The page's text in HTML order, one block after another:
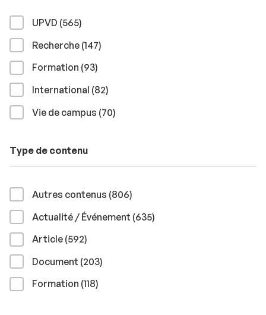
UPVD (565résultats
)
Recherche (147résultats
)
Formation (93résultats
)
International (82résultats
)
Vie de campus (70résultats
)
Type de contenu
Autres contenus (806résultats
)
Actualité / Événement (635résultats
)
Article (592résultats
)
Document (203résultats
)
Formation (118résultats
)